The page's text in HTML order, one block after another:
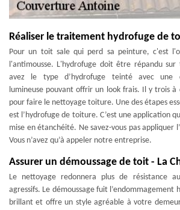
Réaliser le traitement hydrofuge de
Pour un toit sale qui perd sa peinture, c'est
l'antimousse. L'hydrofuge doit être répandu sur
avez le type d’hydrofuge teinté avec une
lumineuse pouvant offrir un look frais. Il y trois à
pour faire le nettoyage toiture. Une des étapes
est l’hydrofuge de toiture. C’est une application
mise en étanchéité. Ne savez-vous pas appliquer
Vous n’avez qu’à appeler notre entreprise.
Assurer un démoussage de toit - La
Le nettoyage redonnera plus de résistance
agressifs. Le démoussage fuit
brillant et offre un style agréable à votre